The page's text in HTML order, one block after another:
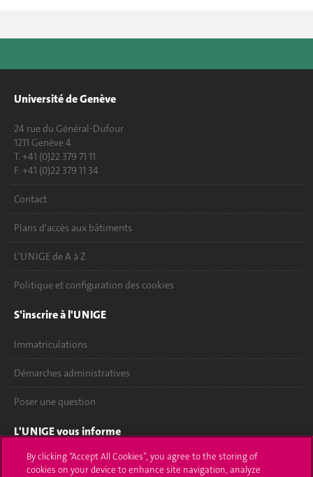
Université de Genève
24 rue du Général-Dufour
1211 Genève 4
T. +41 (0)22 379 71 11
F. +41 (0)22 379 11 34
Contact
Plans d'accès aux bâtiments
L'UNIGE de A à Z
Politique et configuration des cookies
S'inscrire à l'UNIGE
Immatriculations
Démarches administratives
Poser une question
L'UNIGE vous informe
UNIGE Mobile
By clicking “Accept All Cookies”, you agree to the storing of
cookies on your device to enhance site navigation, analyze